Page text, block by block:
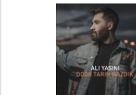
دانلود آهنگ جدید فرزاد
فرزین بنام آتیش